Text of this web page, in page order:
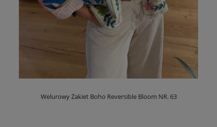
Welurowy Żakiet Boho Reversible Bloom NR. 63